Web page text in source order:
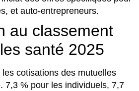
et auto-entrepreneurs.
au classement
santé 2025
cotisations des mutuelles
7,3 % pour les individuels, 7,7